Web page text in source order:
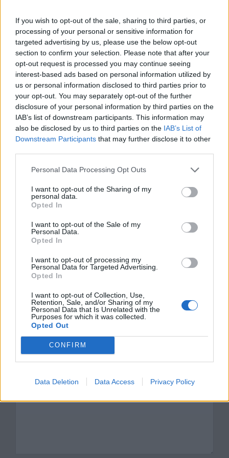
If you wish to opt-out of the sale, sharing to third parties, or
processing of your personal or sensitive information for
targeted advertising by us, please use the below opt-out
section to confirm your selection. Please note that after your
opt-out request is processed you may continue seeing
interest-based ads based on personal information utilized by
us or personal information disclosed to third parties prior to
your opt-out. You may separately opt-out of the further
disclosure of your personal information by third parties on the
IAB’s list of downstream participants. This information may
also be disclosed by us to third parties on the IAB’s List of
Downstream Participants that may further disclose it to other
Personal Data Processing Opt Outs
I want to opt-out of the Sharing of my
personal data.
Opted In
I want to opt-out of the Sale of my
Personal Data.
Opted In
I want to opt-out of processing my
Personal Data for Targeted Advertising.
Opted In
I want to opt-out of Collection, Use,
Retention, Sale, and/or Sharing of my
Personal Data that Is Unrelated with the
Purposes for which it was collected.
Opted Out
CONFIRM
Data Deletion Data Access Privacy Policy
dumne, kiedy trzeba. Podstolina tymczasem jest
nieco zdesperowana i niektóre jej czyny wydają
się być motywowane wyłącznie emocjami, a nie
zdrowym rozsądkiem i refleksją.
Czytaj także:
Napisz opowiadanie o Twoim
spotkaniu z bohaterem Zemsty, w
czasie którego przedstawi on/ona
zabawną sytuację nawiązującą do
Rejent Milczek – charakterystyka
Papkin – charakterystyka
Zemsta jako komedia charakterów
Kategorie
opracowania
Klara Raptusiewiczówna – charakterystyka
Dodaj komentarz
Komentarz